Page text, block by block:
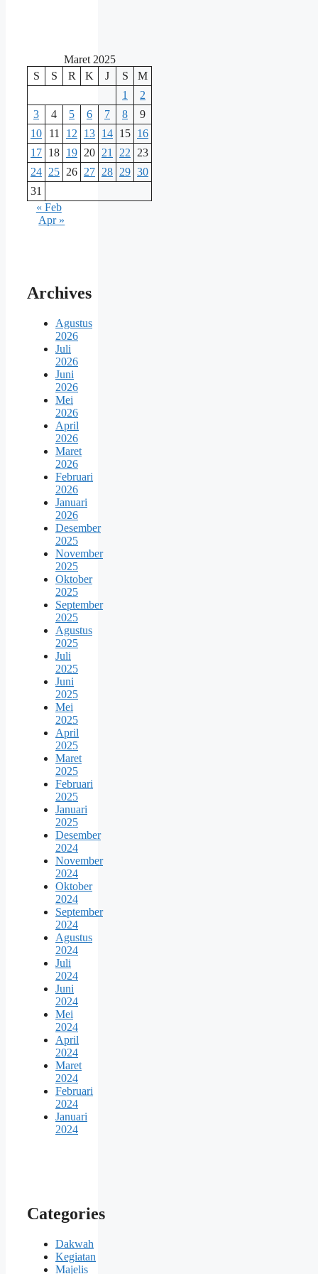
Maret 2025
S
S R K J S
M
1
2
3
4 5 6 7 8
9
10
11 12 13 14 15 16
17 18 19 20 21 22
23
24 25 26 27 28 29 30
31
« Feb
Apr »
Archives
Agustus
2026
Juli
2026
Juni
2026
Mei
2026
April
2026
Maret
2026
Februari
2026
Januari
2026
Desember
2025
November
2025
Oktober
2025
September
2025
Agustus
2025
Juli
2025
Juni
2025
Mei
2025
April
2025
Maret
2025
Februari
2025
Januari
2025
Desember
2024
November
2024
Oktober
2024
September
2024
Agustus
2024
Juli
2024
Juni
2024
Mei
2024
April
2024
Maret
2024
Februari
2024
Januari
2024
Categories
Dakwah
Kegiatan
Majelis